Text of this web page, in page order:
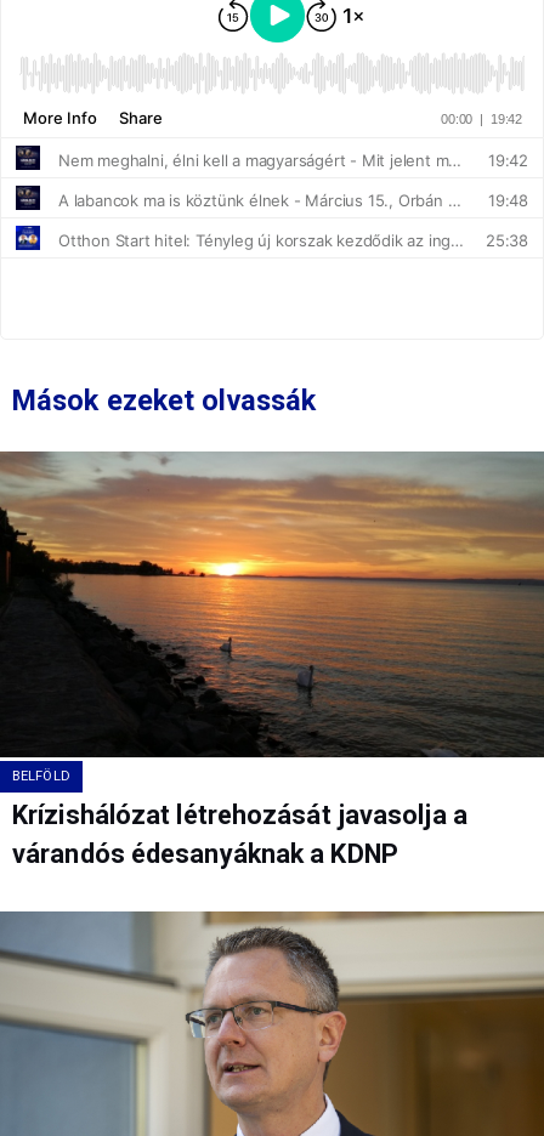
Mások ezeket olvassák
BELFÖLD
Krízishálózat létrehozását javasolja a
várandós édesanyáknak a KDNP